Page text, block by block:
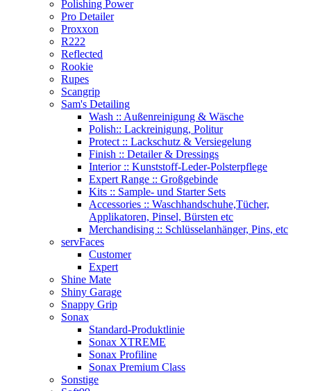
Polishing Power
Pro Detailer
Proxxon
R222
Reflected
Rookie
Rupes
Scangrip
Sam's Detailing
Wash :: Außenreinigung & Wäsche
Polish:: Lackreinigung, Politur
Protect :: Lackschutz & Versiegelung
Finish :: Detailer & Dressings
Interior :: Kunststoff-Leder-Polsterpflege
Expert Range :: Großgebinde
Kits :: Sample- und Starter Sets
Accessories :: Waschhandschuhe,Tücher,
Applikatoren, Pinsel, Bürsten etc
Merchandising :: Schlüsselanhänger, Pins, etc
servFaces
Customer
Expert
Shine Mate
Shiny Garage
Snappy Grip
Sonax
Standard-Produktlinie
Sonax XTREME
Sonax Profiline
Sonax Premium Class
Sonstige